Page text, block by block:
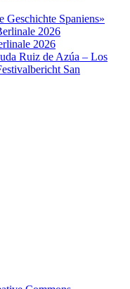
Geschichte Spaniens»
2026
2026
Ruiz de Azúa – Los
San